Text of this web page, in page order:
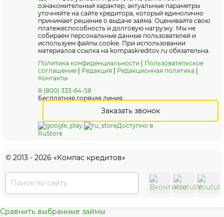
ознакомительный характер; актуальные параметры
уточняйте на сайте кредитора, который единолично
принимает решение о выдаче займа. Оценивайте свою
платежеспособность и долговую нагрузку. Мы не
собираем персональные данные пользователей и
используем файлы cookie. При использовании
материалов ссылка на kompaskreditov.ru обязательна.
Политика конфиденциальности
Пользовательское
соглашение
Редакция Редакционная политика
Контакты
8 (800) 333-64-58
Бесплатная горячая линия
Заказать звонок
Доступно в
RuStore
© 2013 - 2026 «Компас кредитов»
Сравнить выбранные займы